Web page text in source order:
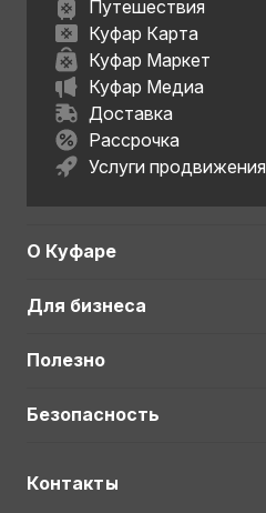
Путешествия
Куфар Карта
Куфар Маркет
Куфар Медиа
Доставка
Рассрочка
Услуги продвижения
О Куфаре
Для бизнеса
Полезно
Безопасность
Контакты